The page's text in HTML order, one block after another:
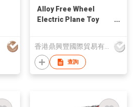
Alloy Free Wheel
Electric Plane Toy
香港鼎興豐國際貿易有限公司
查詢